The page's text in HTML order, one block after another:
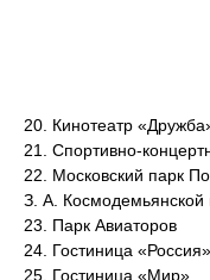
20. Кинотеатр
21. Спортивно-
22. Московский парк
З. А.
23. Парк Авиаторов
24. Гостиница «Россия»
25. Гостиница «Мир»